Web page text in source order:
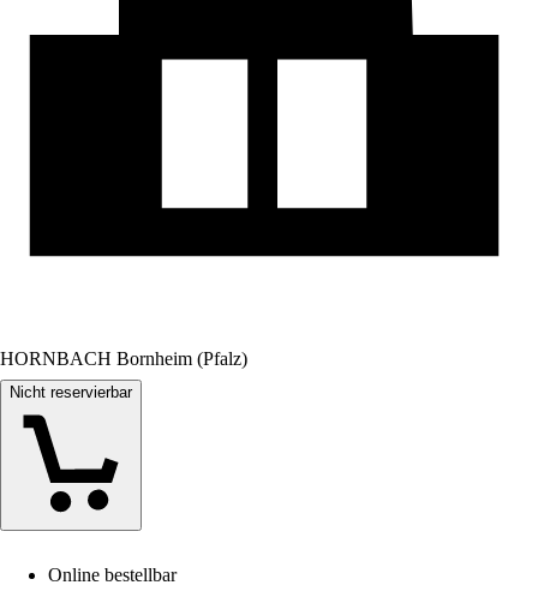
HORNBACH Bornheim (Pfalz)
Nicht reservierbar
Online bestellbar